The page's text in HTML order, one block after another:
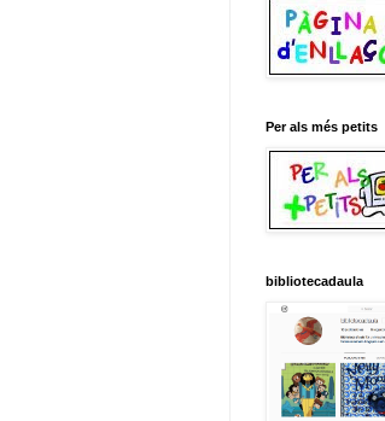
Per als més petits
bibliotecadaula